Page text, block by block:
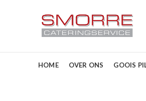
HOME OVER ONS GOOIS